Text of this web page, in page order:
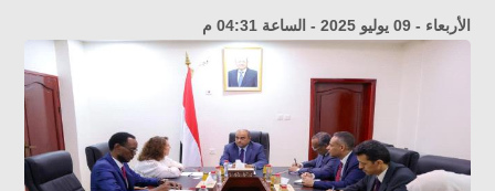
الأربعاء - 09 يوليو 2025 - الساعة 04:31 م